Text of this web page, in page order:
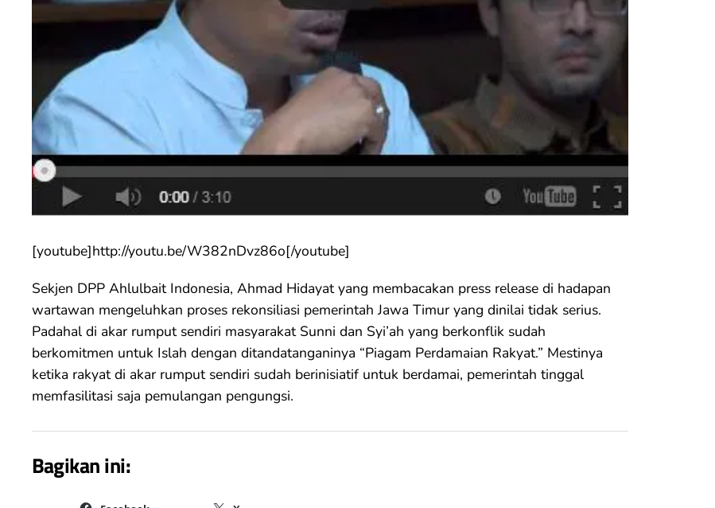
[youtube]http://youtu.be/W382nDvz86o[/youtube]
Sekjen DPP Ahlulbait Indonesia, Ahmad Hidayat yang membacakan press release di hadapan
wartawan mengeluhkan proses rekonsiliasi pemerintah Jawa Timur yang dinilai tidak serius.
Padahal di akar rumput sendiri masyarakat Sunni dan Syi’ah yang berkonflik sudah
berkomitmen untuk Islah dengan ditandatanganinya “Piagam Perdamaian Rakyat.” Mestinya
ketika rakyat di akar rumput sendiri sudah berinisiatif untuk berdamai, pemerintah tinggal
memfasilitasi saja pemulangan pengungsi.
Bagikan ini: